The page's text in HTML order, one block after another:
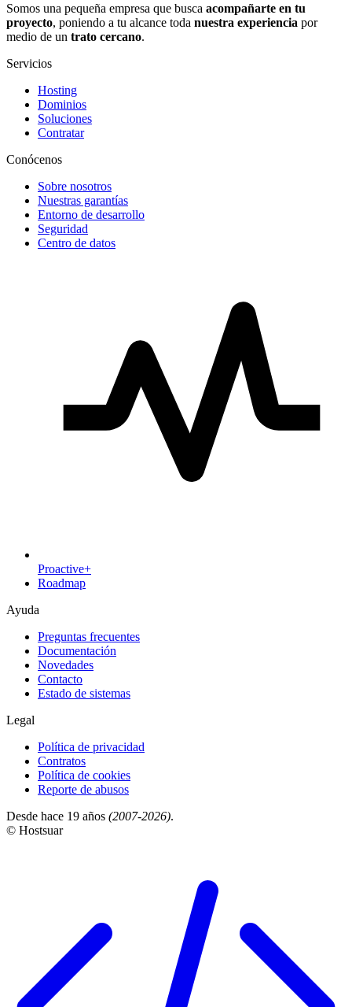
Somos una pequeña empresa que busca acompañarte en tu
proyecto, poniendo a tu alcance toda nuestra experiencia por
medio de un trato cercano.
Servicios
Hosting
Dominios
Soluciones
Contratar
Conócenos
Sobre nosotros
Nuestras garantías
Entorno de desarrollo
Seguridad
Centro de datos
Proactive+
Roadmap
Ayuda
Preguntas frecuentes
Documentación
Novedades
Contacto
Estado de sistemas
Legal
Política de privacidad
Contratos
Política de cookies
Reporte de abusos
Desde hace 19 años (2007-2026).
© Hostsuar